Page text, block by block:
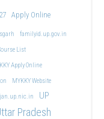
Apply Online
familyid.up.gov.in
List
Apply Online
MYKKY Website
UP
Pradesh